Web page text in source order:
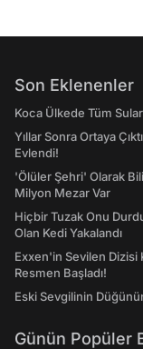
Son Eklenenler
Koca Ülkede Tüm
Yıllar Sonra Ortaya
Evlendi!
'Ölüler Şehri' Olarak
Milyon Mezar Var
Hiçbir Tuzak Onu
Olan Kedi Yakalandı
Exxen'in Sevilen
Resmen Başladı!
Eski Sevgilinin
Günün Popüler